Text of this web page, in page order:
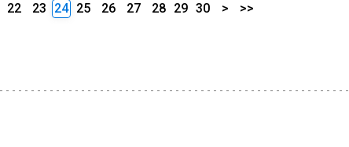
22 23 24 25 26 27 28 29 30 > >>